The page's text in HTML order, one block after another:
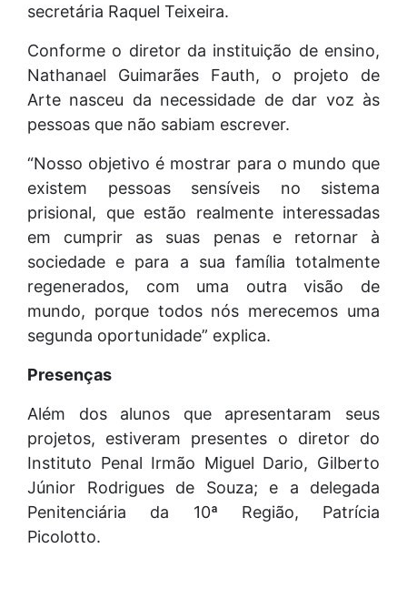
secretária Raquel Teixeira.
Conforme o diretor da instituição de ensino,
Nathanael Guimarães Fauth, o projeto de
Arte nasceu da necessidade de dar voz às
pessoas que não sabiam escrever.
“Nosso objetivo é mostrar para o mundo que
existem pessoas sensíveis no sistema
prisional, que estão realmente interessadas
em cumprir as suas penas e retornar à
sociedade e para a sua família totalmente
regenerados, com uma outra visão de
mundo, porque todos nós merecemos uma
segunda oportunidade” explica.
Presenças
Além dos alunos que apresentaram seus
projetos, estiveram presentes o diretor do
Instituto Penal Irmão Miguel Dario, Gilberto
Júnior Rodrigues de Souza; e a delegada
Penitenciária da 10ª Região, Patrícia
Picolotto.